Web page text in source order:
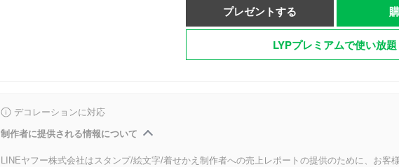
プレゼントする
LYPプレミアムで使い放題
デコレーションに対応
制作者に提供される情報について
LINEヤフー株式会社はスタンプ/絵文字/着せかえ制作者への売上レポートの提供のために、お客